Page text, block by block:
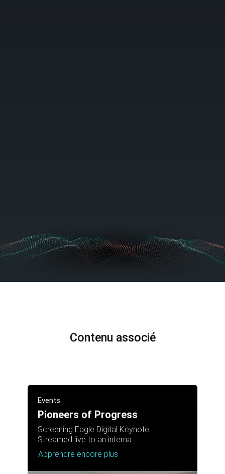
Contenu associé
Events
Pioneers of Progress
Screening Eagle Digital Keynote.
Streamed live to an interna
Apprendre encore plus